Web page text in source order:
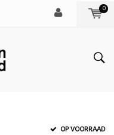
0
OP VOORRAAD